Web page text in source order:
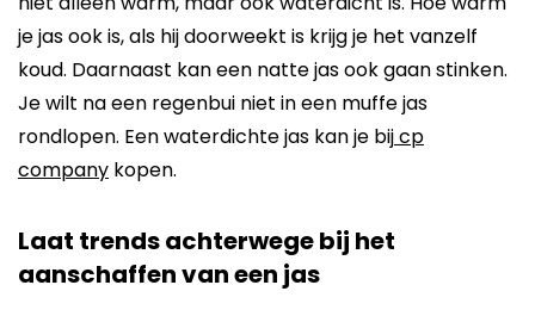
je jas ook is, als hij doorweekt is krijg je het vanzelf
koud. Daarnaast kan een natte jas ook gaan stinken.
Je wilt na een regenbui niet in een muffe jas
rondlopen. Een waterdichte jas kan je bijcp
company kopen.
Laat trends achterwege bij het
aanschaffen van een jas